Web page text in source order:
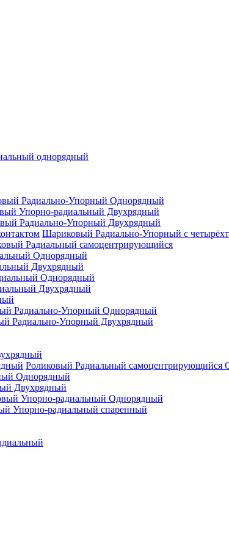
однорядный
Радиально-Упорный Однорядный
Упорно-радиальный Двухрядный
Радиально-Упорный Двухрядный
Шариковый Радиально-Упорный с
Радиальный самоцентрирующийся
Однорядный
Двухрядный
Однорядный
Двухрядный
Радиально-Упорный Однорядный
Радиально-Упорный Двухрядный
Роликовый Радиальный самоцентрирующийся
Однорядный
Двухрядный
Упорно-радиальный Однорядный
Упорно-радиальный спаренный